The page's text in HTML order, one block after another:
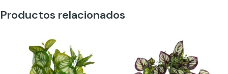
Productos relacionados